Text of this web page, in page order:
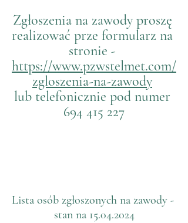
Zgłoszenia na zawody proszę
realizować prze formularz na
stronie -
https://www.pzwstelmet.com/
zgloszenia-na-zawody
lub telefonicznie pod numer
694 415 227
Lista osób zgłoszonych na zawody -
stan na 15.04.2024